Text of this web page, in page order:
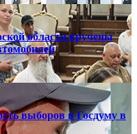
области вручены
выборов в Госдуму в